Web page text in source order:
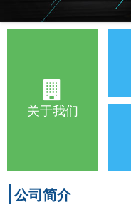
关于我们
公司简介